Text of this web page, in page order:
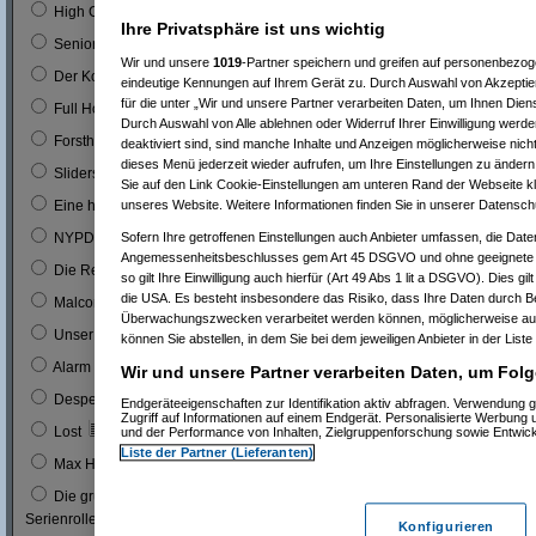
High Chaparal
Seniorenclub
Der Kopfgeldjäger (mit Steve McQueen)
Full House (mitn Joe Bologna) 0
Forsthaus Falkenau 0
Sliders 1 0 %
Eine himmlische Familie 1 0 %
NYPD Blue 0
Die Rettungsflieger 0
Malcom 9 3 %
Unser Charly 0
Alarm für Cobra 11 0
Desperate Housewives 1 %
Lost 7 3 %
Max Headroom
Die grüne Hornisse (Bruce Lee´s erste
Serienrolle...)
0
Ihre Privatsphäre ist uns wichtig
Wir und unsere 1019-Partner speichern und greifen auf
eindeutige Kennungen auf Ihrem Gerät zu. Durch Auswahl von
für die unter „Wir und unsere Partner verarbeiten Daten, um Ihnen
Durch Auswahl von Alle ablehnen oder Widerruf Ihrer Einwilligung
deaktiviert sind, sind manche Inhalte und Anzeigen möglicherweise
dieses Menü jederzeit wieder aufrufen, um Ihre Einstellungen zu
Sie auf den Link Cookie-Einstellungen am unteren Rand der Webseite
unseres Website. Weitere Informationen finden Sie in unserer
Sofern Ihre getroffenen Einstellungen auch Anbieter umfassen, die
Angemessenheitsbeschlusses gem Art 45 DSGVO und ohne
so gilt Ihre Einwilligung auch hierfür (Art 49 Abs 1 lit a DSGVO). Dies
die USA. Es besteht insbesondere das Risiko, dass Ihre Daten durch
Überwachungszwecken verarbeitet werden können, möglicherweise
können Sie abstellen, in dem Sie bei dem jeweiligen Anbieter in der
Wir und unsere Partner verarbeiten Daten, um
Endgeräteeigenschaften zur Identifikation aktiv abfragen. Verwendung
Zugriff auf Informationen auf einem Endgerät. Personalisierte Werbung
und der Performance von Inhalten, Zielgruppenforschung sowie
Liste der Partner (Lieferanten)
Konfigurieren